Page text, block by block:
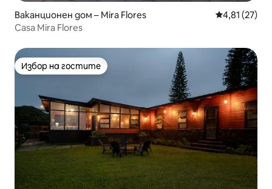
Ваканционен дом – Mira Flores Средна
4,81 (27)
Casa Mira Flores
Избор на гостите
Избор на гостите